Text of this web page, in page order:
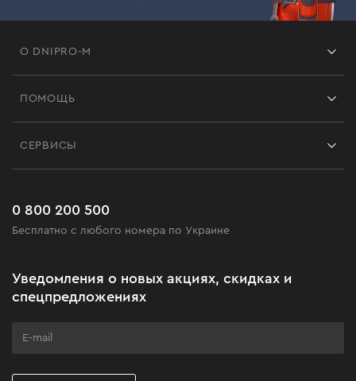
О DNIPRO-M
Черная пятница
Клуб мастерства
ПОМОЩЬ
Часто задаваемые вопросы
СЕРВИСЫ
0 800 200 500
Бесплатно с любого номера по Украине
Уведомления о новых акциях, скидках и
спецпредложениях